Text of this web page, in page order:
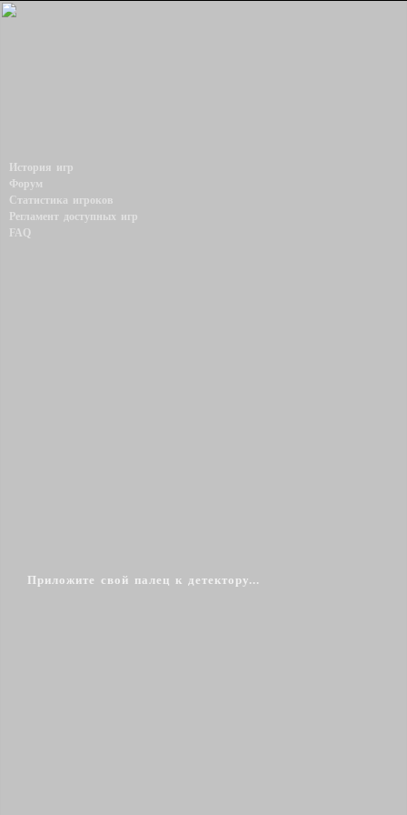
Приложите свой палец к детектору...
История игр
Форум
Статистика игроков
Регламент доступных игр
FAQ